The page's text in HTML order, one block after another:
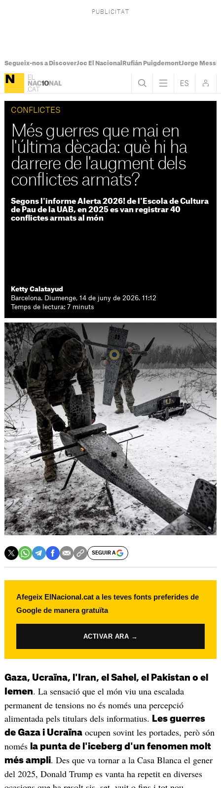
Segueix-nos a DiscoverJoc El Nacional Rufián PuigdemontJorge Messi
CONFLICTES
Més guerres que mai en
l'última dècada: què hi ha
darrere de l'augment dels
conflictes armats?
Segons l'informe Alerta 2026! de l'Escola de Cultura
de Pau de la UAB, en 2025 es van registrar 40
conflictes armats al món
Ketty Calatayud
Barcelona. Diumenge, 14 de juny de 2026. 11:12
Temps de lectura: 7 minuts
SEGUIR A
Afegeix ElNacional.cat a les teves fonts preferides de
Google de manera gratuïta
ACTIVAR ARA →
Gaza, Ucraïna, l'Iran, el Sahel, el Pakistan o el
Iemen. La sensació que el món viu una escalada
permanent de tensions no és només una percepció
alimentada pels titulars dels informatius.
Les guerres
de Gaza i Ucraïnaocupen sovint les portades, però són
només la punta de l'iceberg d'un fenomen molt
més ampli. Des que va tornar a la Casa Blanca el gener
del 2025, Donald Trump es vanta ha repetit en diverses